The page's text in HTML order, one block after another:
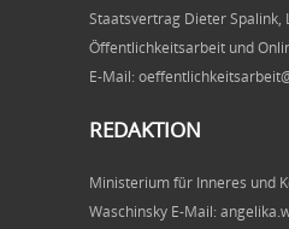
Staatsvertrag Dieter Spalink,
Öffentlichkeitsarbeit und
E-Mail:
REDAKTION
Ministerium für Inneres und
Waschinsky E-Mail: